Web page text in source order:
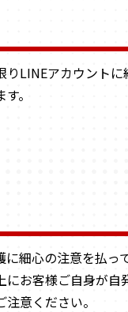
LINEアカウントに
。
細心の注意を払っ
お客様ご自身が
意ください。